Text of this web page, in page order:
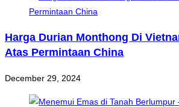
Harga Durian Monthong Di
Atas Permintaan China
December 29, 2024